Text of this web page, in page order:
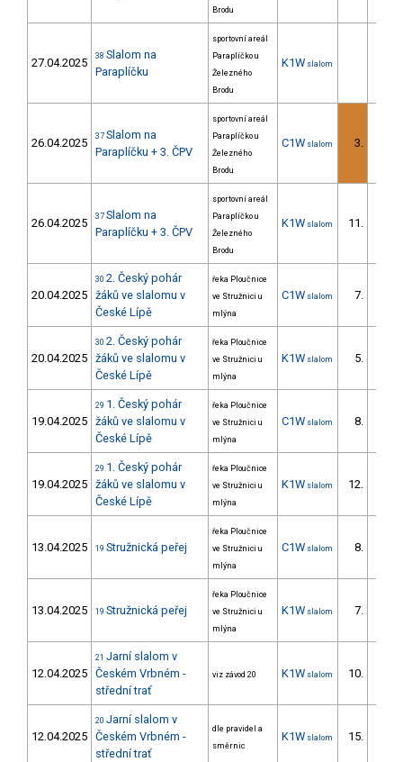
Brodu
27.04.2025 38 Slalom na
Paraplíčku
sportovní areál
Paraplíčko u
Železného
Brodu
K1W slalom
26.04.2025 37 Slalom na
Paraplíčku + 3. ČPV
sportovní areál
Paraplíčko u
Železného
Brodu
C1W slalom 3.
26.04.2025 37 Slalom na
Paraplíčku + 3. ČPV
sportovní areál
Paraplíčko u
Železného
Brodu
K1W slalom 11.
20.04.2025
30 2. Český pohár
žáků ve slalomu v
České Lípě
řeka Ploučnice
ve Stružnici u
mlýna
C1W slalom 7.
20.04.2025
30 2. Český pohár
žáků ve slalomu v
České Lípě
řeka Ploučnice
ve Stružnici u
mlýna
K1W slalom 5.
19.04.2025
29 1. Český pohár
žáků ve slalomu v
České Lípě
řeka Ploučnice
ve Stružnici u
mlýna
C1W slalom 8.
19.04.2025
29 1. Český pohár
žáků ve slalomu v
České Lípě
řeka Ploučnice
ve Stružnici u
mlýna
K1W slalom 12.
13.04.2025 19 Stružnická peřej
řeka Ploučnice
ve Stružnici u
mlýna
C1W slalom 8.
13.04.2025 19 Stružnická peřej
řeka Ploučnice
ve Stružnici u
mlýna
K1W slalom 7.
12.04.2025
21 Jarní slalom v
Českém Vrbném -
střední trať
viz závod 20 K1W slalom 10.
12.04.2025
20 Jarní slalom v
Českém Vrbném -
střední trať
dle pravidel a
směrnic
K1W slalom 15.